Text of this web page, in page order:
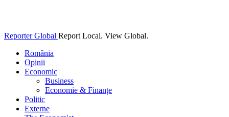
Reporter Global Report Local. View Global.
România
Opinii
Economic
Business
Economie & Finanțe
Politic
Externe